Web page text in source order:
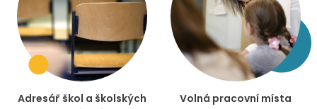
Adresář škol a školských
Volná pracovní místa